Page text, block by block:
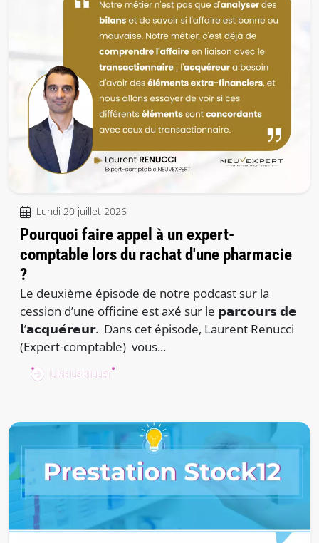
Lundi 20 juillet 2026
Pourquoi faire appel à un expert-
comptable lors du rachat d'une pharmacie
?
Le deuxième épisode de notre podcast sur la
cession d’une officine est axé sur le 𝗽𝗮𝗿𝗰𝗼𝘂𝗿𝘀 𝗱𝗲
𝗹’𝗮𝗰𝗾𝘂𝗲́𝗿𝗲𝘂𝗿. Dans cet épisode, Laurent Renucci
(Expert-comptable) vous...
LIRE LE BILLET